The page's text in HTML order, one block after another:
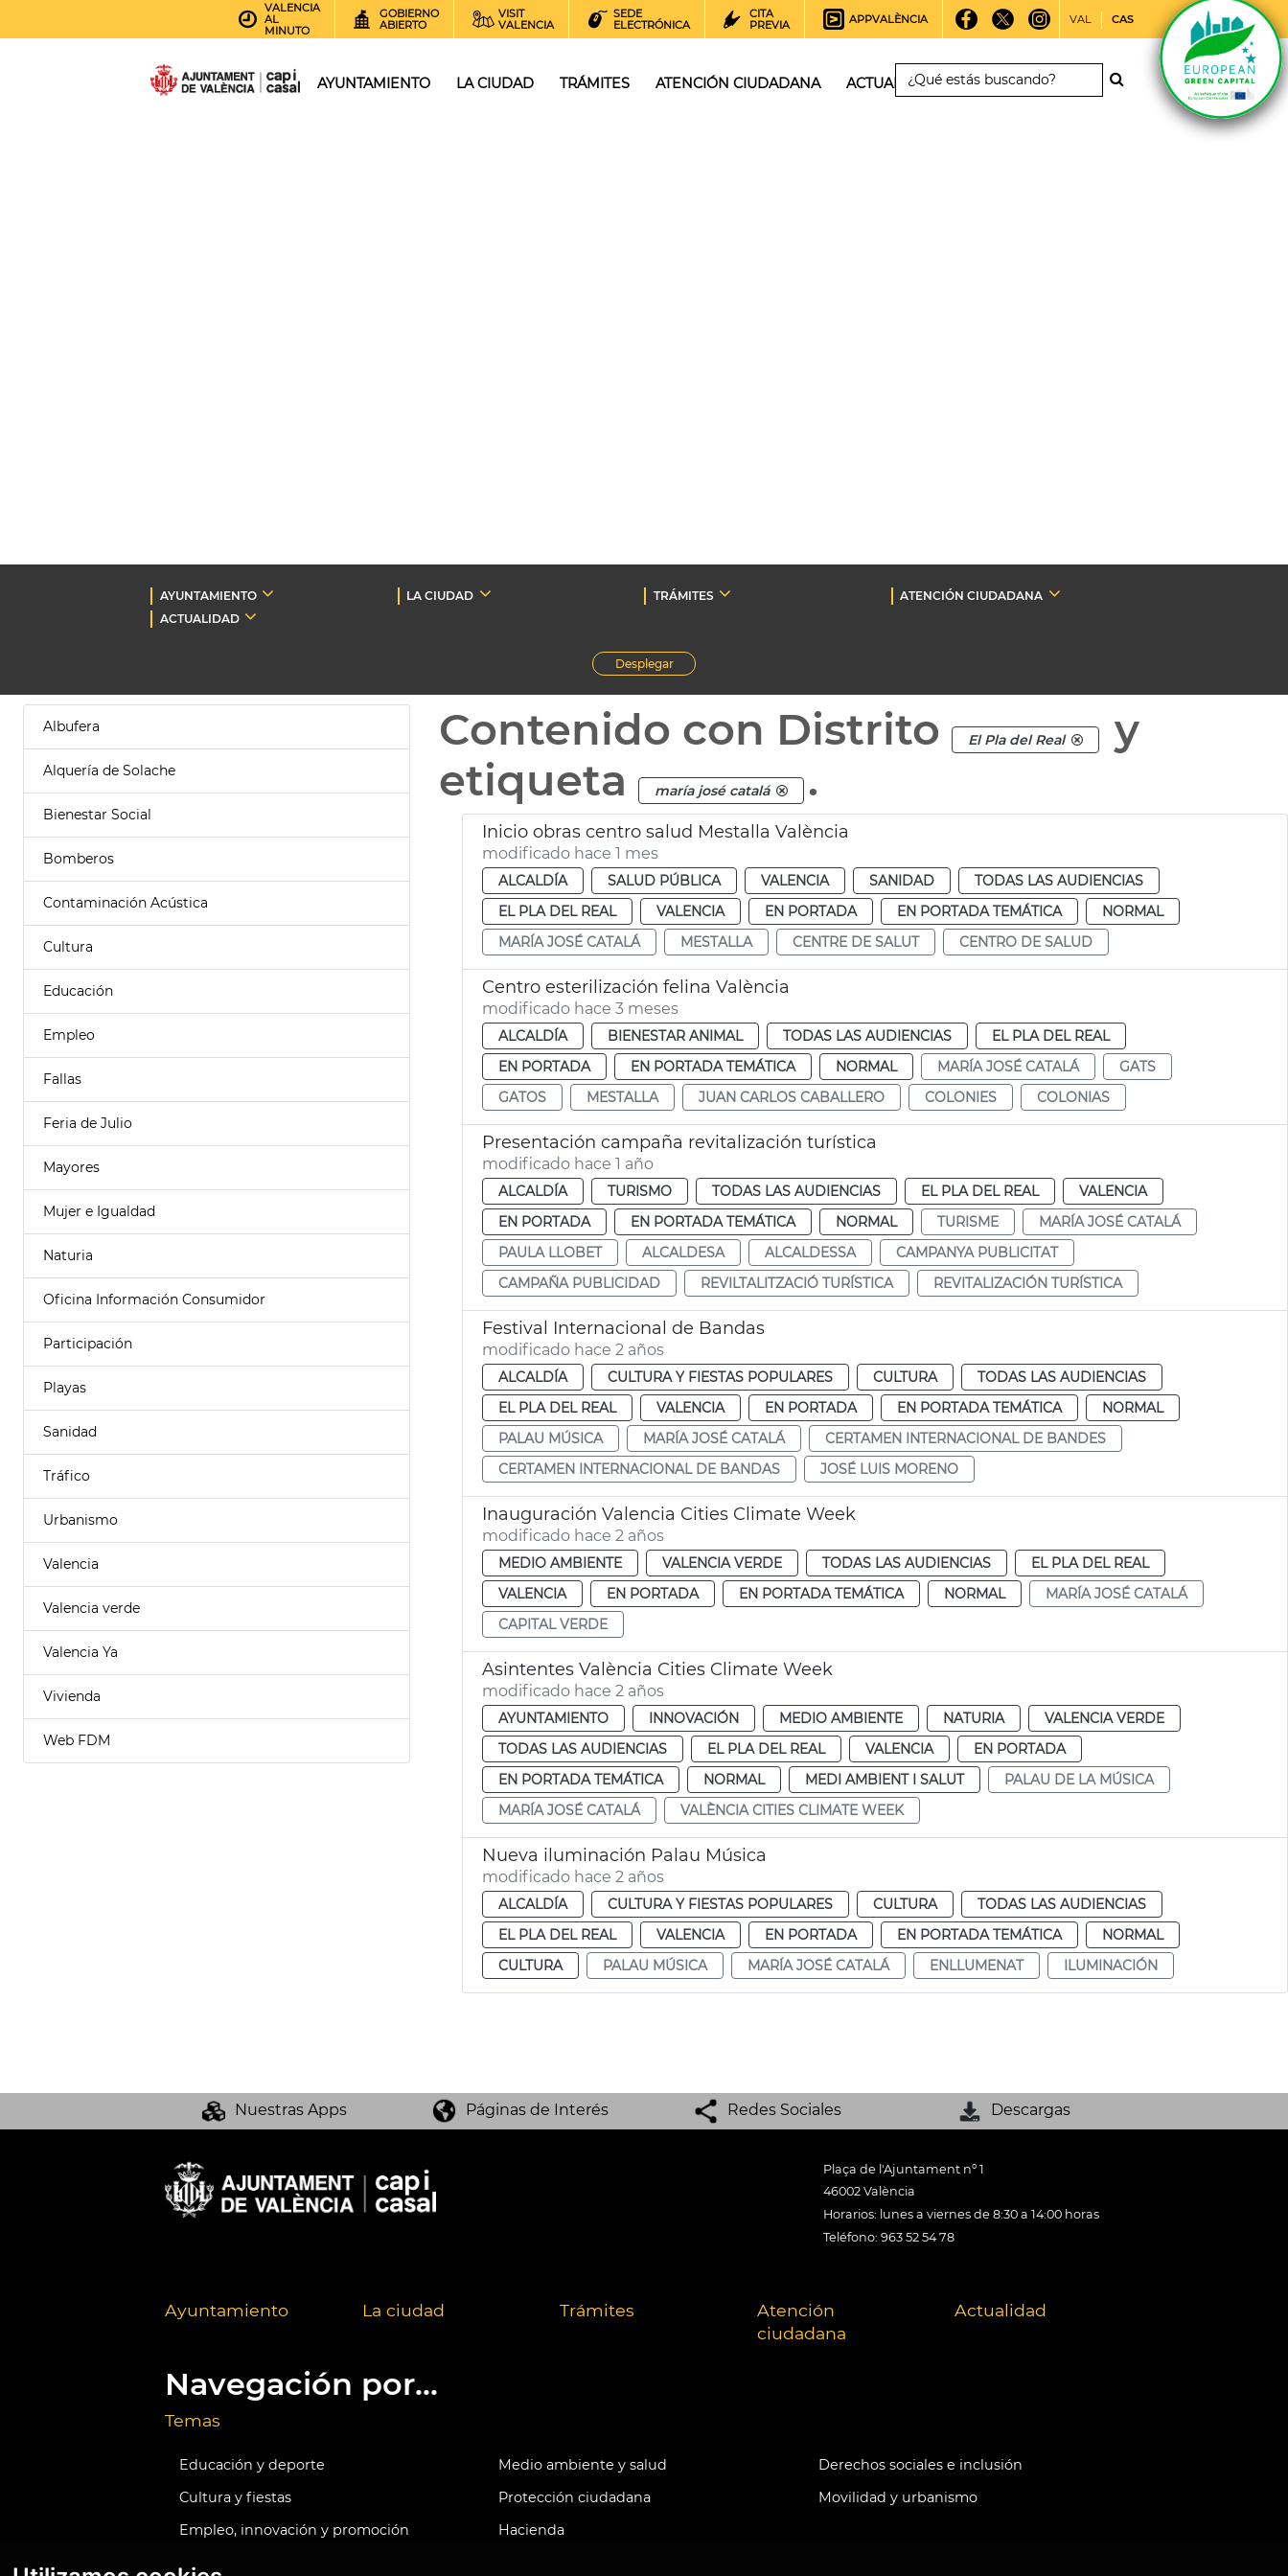
VALENCIA
AL
MINUTO
GOBIERNO
ABIERTO
VISIT
VALENCIA
SEDE
ELECTRÓNICA
CITA
PREVIA
APPVALÈNCIA VAL CAS
AYUNTAMIENTO LA CIUDAD TRÁMITES ATENCIÓN CIUDADANA ACTUALIDAD
AYUNTAMIENTO LA CIUDAD TRÁMITES
ATENCIÓN CIUDADANA
ACTUALIDAD
Desplegar
Albufera
Alquería de Solache
Bienestar Social
Bomberos
Contaminación Acústica
Cultura
Educación
Empleo
Fallas
Feria de Julio
Mayores
Mujer e Igualdad
Naturia
Oficina Información Consumidor
Participación
Playas
Sanidad
Tráfico
Urbanismo
Valencia
Valencia verde
Valencia Ya
Vivienda
Web FDM
Contenido con Distrito El Pla del Real
y
etiqueta
maría josé catalá .
Inicio obras centro salud Mestalla València
modificado hace 1 mes
ALCALDÍA SALUD PÚBLICA VALENCIA SANIDAD
TODAS LAS AUDIENCIAS
EL PLA DEL REAL
VALENCIA EN PORTADA EN PORTADA TEMÁTICA
NORMAL
MARÍA JOSÉ CATALÁ
MESTALLA CENTRE DE SALUT CENTRO DE SALUD
Centro esterilización felina València
modificado hace 3 meses
ALCALDÍA BIENESTAR ANIMAL TODAS LAS AUDIENCIAS
EL PLA DEL REAL
EN PORTADA
EN PORTADA TEMÁTICA NORMAL MARÍA JOSÉ CATALÁ
GATS
GATOS
MESTALLA JUAN CARLOS CABALLERO COLONIES COLONIAS
Presentación campaña revitalización turística
modificado hace 1 año
ALCALDÍA TURISMO TODAS LAS AUDIENCIAS EL PLA DEL REAL
VALENCIA
EN PORTADA
EN PORTADA TEMÁTICA NORMAL TURISME
MARÍA JOSÉ CATALÁ
PAULA LLOBET
ALCALDESA ALCALDESSA
CAMPANYA PUBLICITAT
CAMPAÑA PUBLICIDAD
REVILTALITZACIÓ TURÍSTICA REVITALIZACIÓN TURÍSTICA
Festival Internacional de Bandas
modificado hace 2 años
ALCALDÍA CULTURA Y FIESTAS POPULARES CULTURA
TODAS LAS AUDIENCIAS
EL PLA DEL REAL
VALENCIA EN PORTADA EN PORTADA TEMÁTICA
NORMAL
PALAU MÚSICA
MARÍA JOSÉ CATALÁ
CERTAMEN INTERNACIONAL DE BANDES
CERTAMEN INTERNACIONAL DE BANDAS
JOSÉ LUIS MORENO
Inauguración Valencia Cities Climate Week
modificado hace 2 años
MEDIO AMBIENTE VALENCIA VERDE TODAS LAS AUDIENCIAS
EL PLA DEL REAL
VALENCIA
EN PORTADA EN PORTADA TEMÁTICA NORMAL
MARÍA JOSÉ CATALÁ
CAPITAL VERDE
Asintentes València Cities Climate Week
modificado hace 2 años
AYUNTAMIENTO INNOVACIÓN MEDIO AMBIENTE NATURIA
VALENCIA VERDE
TODAS LAS AUDIENCIAS
EL PLA DEL REAL VALENCIA
EN PORTADA
EN PORTADA TEMÁTICA
NORMAL MEDI AMBIENT I SALUT
PALAU DE LA MÚSICA
MARÍA JOSÉ CATALÁ
VALÈNCIA CITIES CLIMATE WEEK
Nueva iluminación Palau Música
modificado hace 2 años
ALCALDÍA CULTURA Y FIESTAS POPULARES CULTURA
TODAS LAS AUDIENCIAS
EL PLA DEL REAL
VALENCIA EN PORTADA EN PORTADA TEMÁTICA
NORMAL
CULTURA
PALAU MÚSICA MARÍA JOSÉ CATALÁ ENLLUMENAT ILUMINACIÓN
Nuestras Apps Páginas de Interés Redes Sociales Descargas
Plaça de l'Ajuntament nº 1
46002 València
Horarios: lunes a viernes de 8:30 a 14:00 horas
Teléfono: 963 52 54 78
Ayuntamiento La ciudad Trámites
Atención
ciudadana
Actualidad
Navegación por...
Temas
Educación y deporte Medio ambiente y salud
Derechos sociales e inclusión
Cultura y fiestas
Protección ciudadana
Movilidad y urbanismo
Empleo, innovación y promoción
Hacienda